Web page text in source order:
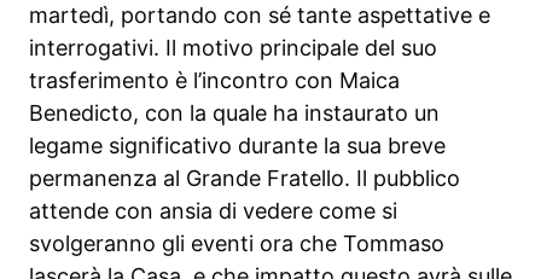
martedì, portando con sé tante aspettative e
interrogativi. Il motivo principale del suo
trasferimento è l’incontro con Maica
Benedicto, con la quale ha instaurato un
legame significativo durante la sua breve
permanenza al Grande Fratello. Il pubblico
attende con ansia di vedere come si
svolgeranno gli eventi ora che Tommaso